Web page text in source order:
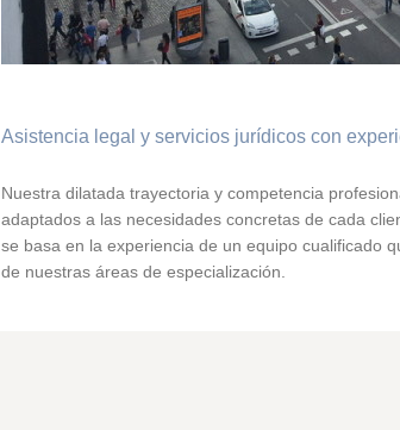
Asistencia legal y servicios jurídicos con
Nuestra dilatada trayectoria y competencia
adaptados a las necesidades concretas de cada
se basa en la experiencia de un equipo cualificado
de nuestras áreas de especialización.